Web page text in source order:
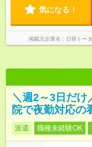
気になる！
掲載元企業名 日研トー
＼週2～3日だけ
院で夜勤対応の
派遣 職種未経験OK